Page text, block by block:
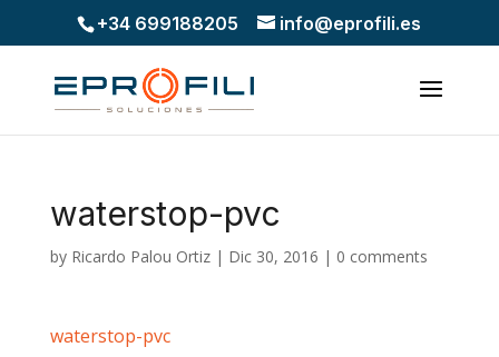
+34 699188205 info@eprofili.es
waterstop-pvc
by Ricardo Palou Ortiz| Dic 30, 2016 | 0 comments
waterstop-pvc